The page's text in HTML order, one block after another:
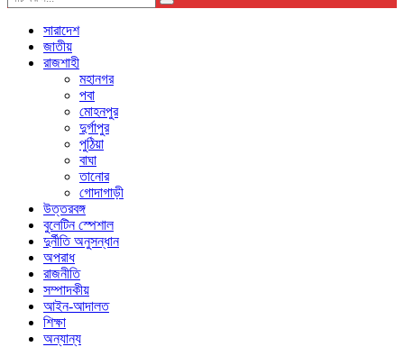
সারাদেশ
জাতীয়
রাজশাহী
মহানগর
পবা
মোহনপুর
দুর্গাপুর
পুঠিয়া
বাঘা
তানোর
গোদাগাড়ী
উত্তরবঙ্গ
বুলেটিন স্পেশাল
দুর্নীতি অনুসন্ধান
অপরাধ
রাজনীতি
সম্পাদকীয়
আইন-আদালত
শিক্ষা
অন্যান্য